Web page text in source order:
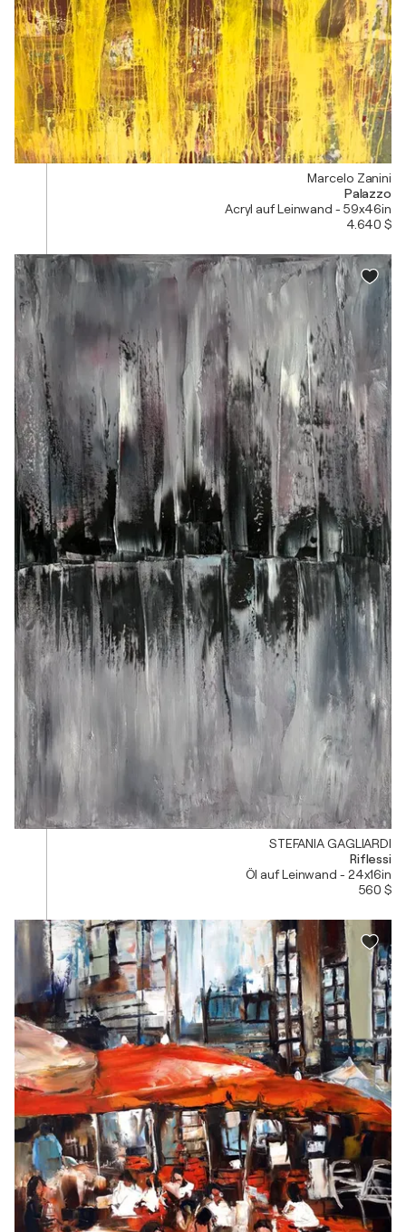
Marcelo Zanini
Palazzo
Acryl auf Leinwand - 59x46in
4.640 $
STEFANIA GAGLIARDI
Riflessi
Öl auf Leinwand - 24x16in
560 $